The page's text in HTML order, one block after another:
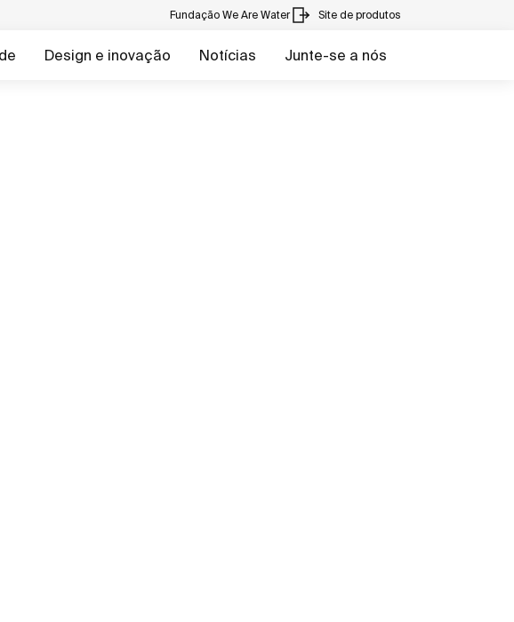
Fundação We Are Water Site de produtos
Design e inovação Notícias Junte-se a nós